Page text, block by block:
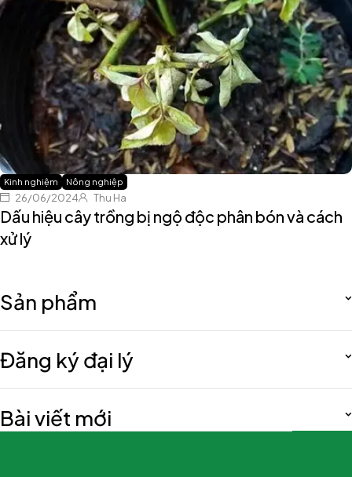
Kinh nghiệm Nông nghiệp
26/06/2024 Thu Ha
Dấu hiệu cây trồng bị ngộ độc phân bón và cách
xử lý
Sản phẩm
Đăng ký đại lý
Bài viết mới